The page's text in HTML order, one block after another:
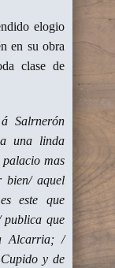
elogio
en su obra
clase de
Salrnerón
una linda
mas
bien/ aquel
este que
publica que
Alcarria; /
y de